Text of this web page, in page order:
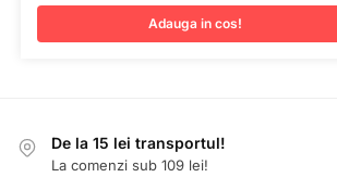
Adauga in cos!
De la 15 lei transportul!
La comenzi sub 109 lei!